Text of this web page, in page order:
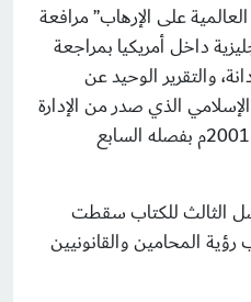
على الإرهاب” مرافعة
داخل أمريكيا بمراجعة
والتقرير الوحيد عن
الذي صدر من الإدارة
الأمريكية هو تقرير 11 سبتمبر 2001م بفصله السابع
الثالث للكتاب سقطت
المحامين والقانونيين